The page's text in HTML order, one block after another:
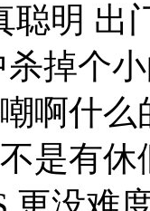
聪明 出
掉个
啊什
是有休